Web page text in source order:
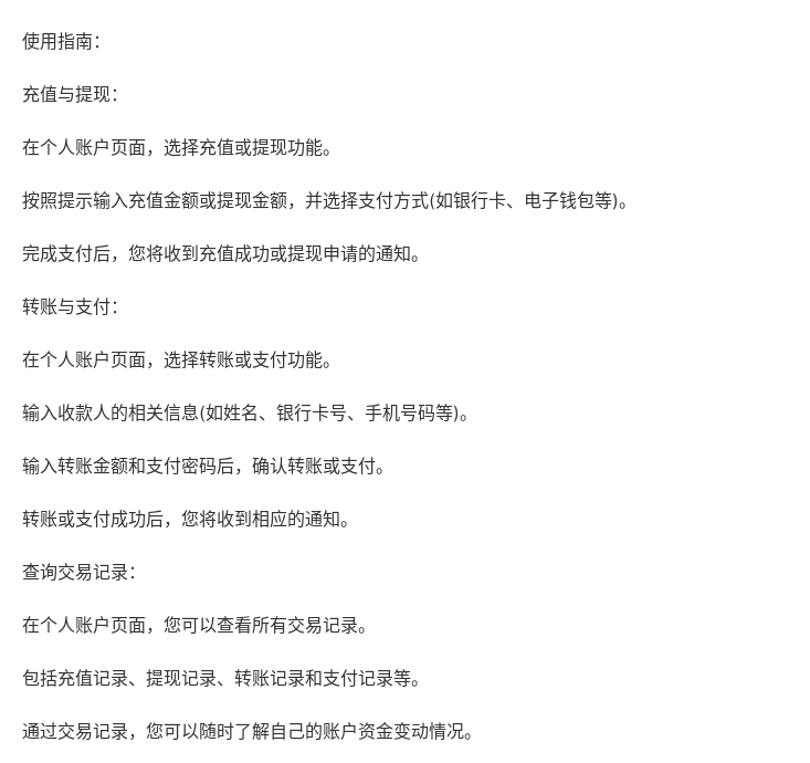
使用指南：
充值与提现：
在个人账户页面，选择充值或提现功能。
按照提示输入充值金额或提现金额，并选择支付方式(如银行卡、电子钱包等)。
完成支付后，您将收到充值成功或提现申请的通知。
转账与支付：
在个人账户页面，选择转账或支付功能。
输入收款人的相关信息(如姓名、银行卡号、手机号码等)。
输入转账金额和支付密码后，确认转账或支付。
转账或支付成功后，您将收到相应的通知。
查询交易记录：
在个人账户页面，您可以查看所有交易记录。
包括充值记录、提现记录、转账记录和支付记录等。
通过交易记录，您可以随时了解自己的账户资金变动情况。